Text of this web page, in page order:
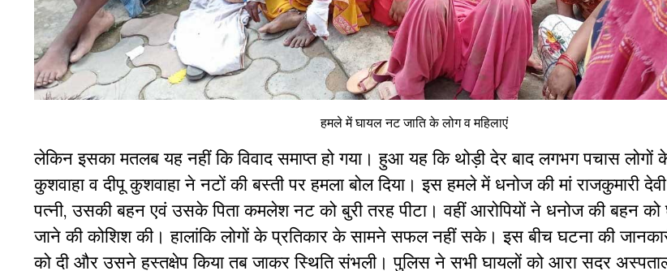
हमले में घायल नट जाति के लोग व महिलाएं
लेकिनइसका मतलब यह नहीं कि विवाद समाप्त हो गया। हुआ यह कि थोड़ी देर बाद लगभगपचासलोगों
कुशवाहा व दीपू कुशवाहा ने नटों की बस्ती पर हमला बोल दिया।इस हमले में धनोज की मां राजकुमारी देवी
पत्नी,उसकी बहन एवं उसके पिता कमलेश नट को बुरी तरह पीटा। वहीं आरोपियों ने धनोज की बहन को
जाने की कोशिश की। हालांकि लोगों के प्रतिकार के सामने सफल नहीं सके। इसबीचघटना की
को दीऔर उसने हस्तक्षेप किया तब जाकर स्थिति संभली।पुलिसनेसभी घायलों को आरा सदर